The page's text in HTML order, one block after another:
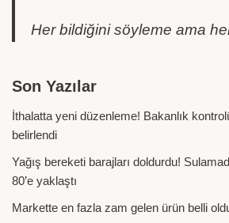
Her bildiğini söyleme ama
Son Yazılar
İthalatta yeni düzenleme! Bakanlık
belirlendi
Yağış bereketi barajları doldurdu!
80’e yaklaştı
Markette en fazla zam gelen ürün belli